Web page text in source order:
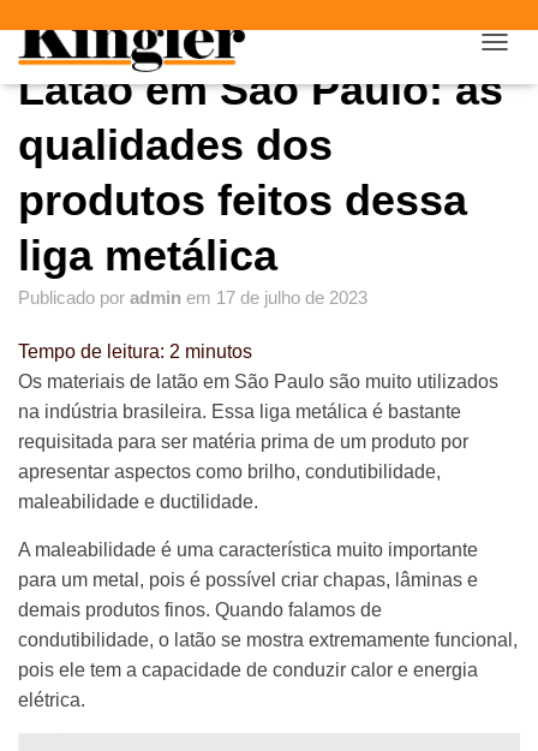
L
T
Ç
Latão em São Paulo: as
qualidades dos
produtos feitos dessa
liga metálica
Publicado por admin em 17 de julho de 2023
Tempo de leitura: 2 minutos
Os materiais de latão em São Paulo são muito utilizados
na indústria brasileira. Essa liga metálica é bastante
requisitada para ser matéria prima de um produto por
apresentar aspectos como brilho, condutibilidade,
maleabilidade e ductilidade.
A maleabilidade é uma característica muito importante
para um metal, pois é possível criar chapas, lâminas e
demais produtos finos. Quando falamos de
condutibilidade, o latão se mostra extremamente funcional,
pois ele tem a capacidade de conduzir calor e energia
elétrica.